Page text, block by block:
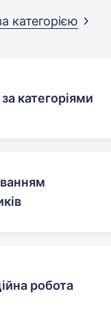
категорією
за категоріями
робота